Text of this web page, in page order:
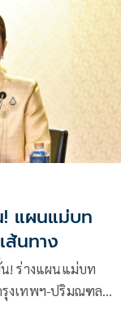
แผนแม่บท
ส้นทาง
! ร่างแผนแม่บท
รุงเทพฯ-ปริมณฑล